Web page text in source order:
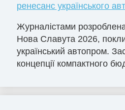
ренесанс українського
Журналістами
Нова Славута 2026,
український автопром.
концепції компактного